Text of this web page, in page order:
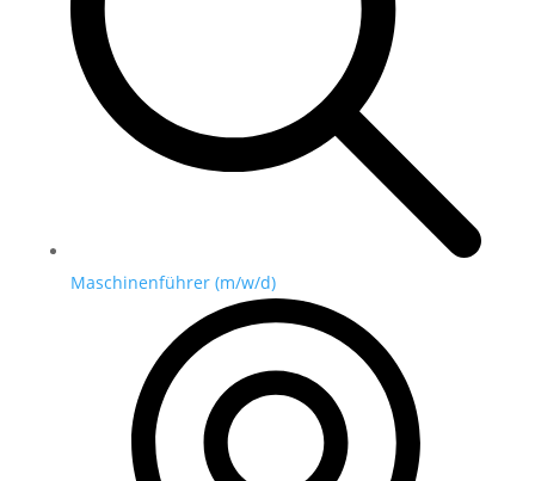
Maschinenführer (m/w/d)